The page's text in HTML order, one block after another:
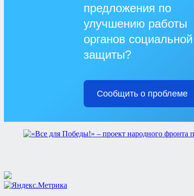
предложения по
улучшению работы
органов социальной
защиты?
Сообщить о проблеме